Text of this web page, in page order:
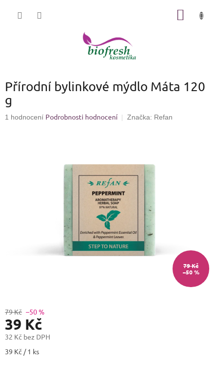
Přírodní bylinkové mýdlo Máta 120
g
Průměrné
1 hodnocení Podrobnosti hodnocení Značka: Refan
79 Kč
–50 %
79 Kč –50 %
39 Kč
32 Kč bez DPH
Měrná
39 Kč / 1 ks